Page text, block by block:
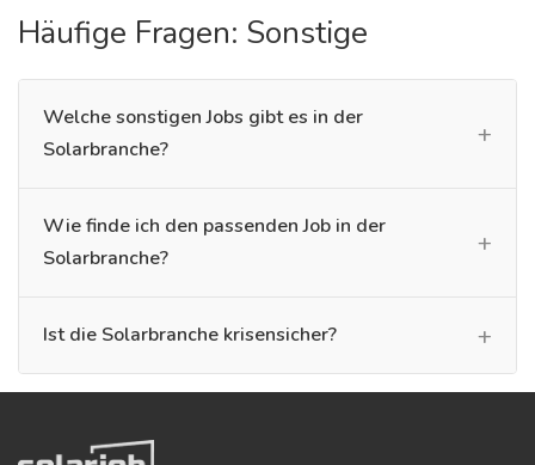
Häufige Fragen: Sonstige
Welche sonstigen Jobs gibt es in der
Solarbranche?
Wie finde ich den passenden Job in der
Solarbranche?
Ist die Solarbranche krisensicher?